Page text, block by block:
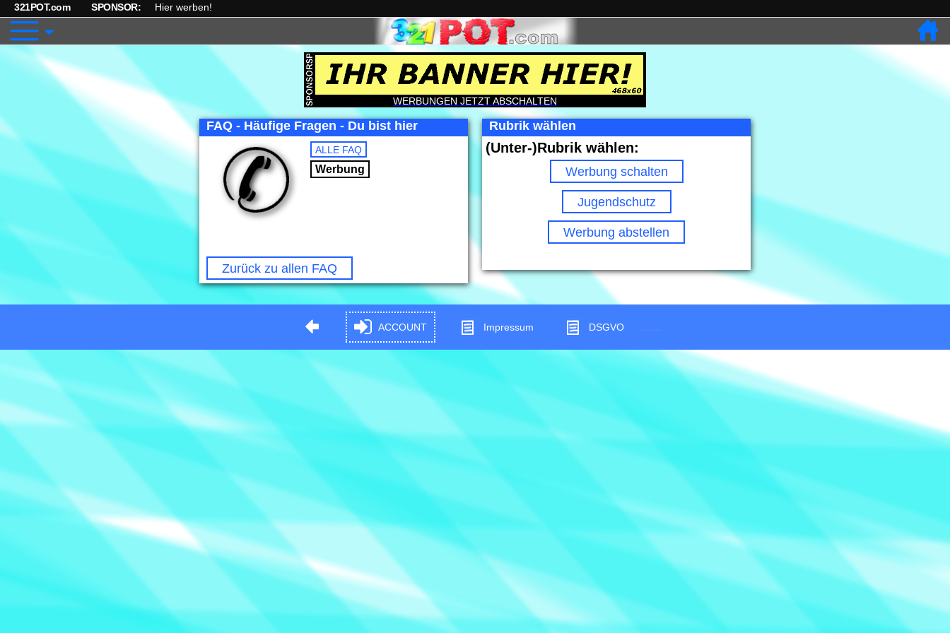
321POT.com SPONSOR: Hier werben!
WERBUNGEN JETZT ABSCHALTEN
FAQ - Häufige Fragen - Du bist hier
ALLE FAQ
Werbung
Zurück zu allen FAQ
Rubrik wählen
(Unter-)Rubrik wählen:
Werbung schalten
Jugendschutz
Werbung abstellen
ACCOUNT Impressum DSGVO Hypnose in Berlin